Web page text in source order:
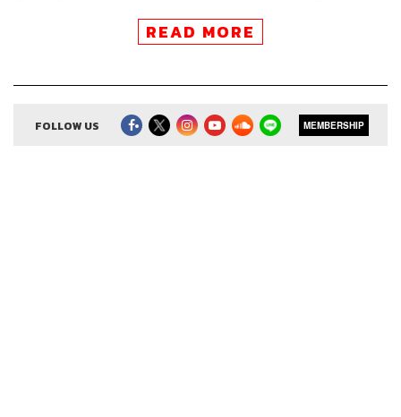
ของ lululemon ที่กำลังถูกสั่นคลอนโดย Alo
สามารถฟังพอดแคสต์ The Secret Sauce
READ MORE
FOLLOW US MEMBERSHIP